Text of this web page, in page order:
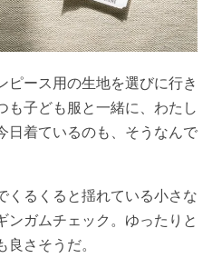
ピース用の生地を選びに行き
も子ども服と一緒に、わたし
日着ているのも、そうなんで
くるくると揺れている小さな
ンガムチェック。ゆったりと
さそうだ。